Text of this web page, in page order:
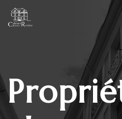
propriété de
Panneau de gestion des cookies